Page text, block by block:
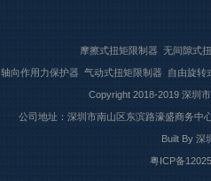
摩擦式扭矩限制器 无间隙式
轴向作用力保护器 气动式扭矩限制器 自由旋转
Copyright 2018-2019 深圳
公司地址：深圳市南山区东滨路濠盛商务中
Built By 深
粤ICP备